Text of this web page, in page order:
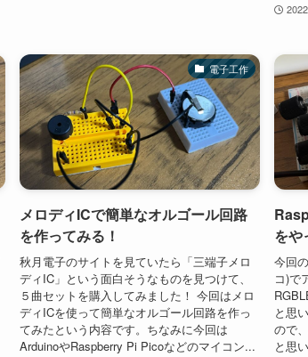
電子工作
メロディICで簡単なオルゴール回路
を作ってみる！
秋月電子のサイトを見ていたら「三端子メロ
ディIC」という面白そうなものを見つけて、
５曲セットを購入してみました！ 今回はメロ
ディICを使って簡単なオルゴール回路を作っ
てみたという内容です。ちなみに今回は
ArduinoやRaspberry Pi Picoなどのマイコン...
をや
今回
コ)で
と思
ので
と思